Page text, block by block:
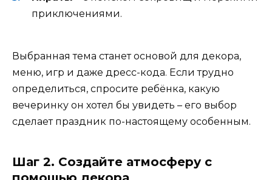
приключениями.
Выбранная тема станет основой для декора,
меню, игр и даже дресс-кода. Если трудно
определиться, спросите ребёнка, какую
вечеринку он хотел бы увидеть – его выбор
сделает праздник по-настоящему особенным.
Шаг 2. Создайте атмосферу с